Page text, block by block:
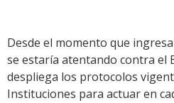
Desde el momento que
se estaría atentando contra el
despliega los protocolos
Instituciones para actuar en